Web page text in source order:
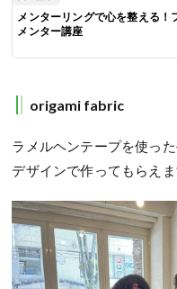
メンターリングで心を整える！
メンター講座
origami fabric
ラメルヘンテープを使っ
デザインで作ってもらえま